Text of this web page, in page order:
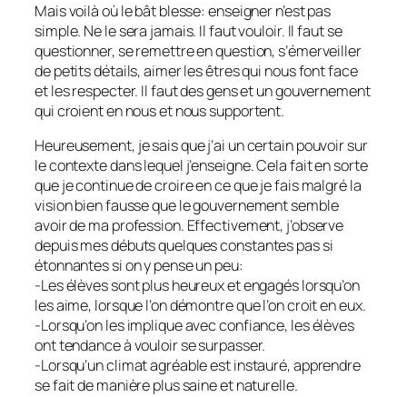
Mais voilà où le bât blesse: enseigner n’est pas
simple. Ne le sera jamais. Il faut vouloir. Il faut se
questionner, se remettre en question, s’émerveiller
de petits détails, aimer les êtres qui nous font face
et les respecter. Il faut des gens et un gouvernement
qui croient en nous et nous supportent.
Heureusement, je sais que j’ai un certain pouvoir sur
le contexte dans lequel j’enseigne. Cela fait en sorte
que je continue de croire en ce que je fais malgré la
vision bien fausse que le gouvernement semble
avoir de ma profession. Effectivement, j’observe
depuis mes débuts quelques constantes pas si
étonnantes si on y pense un peu:
-Les élèves sont plus heureux et engagés lorsqu’on
les aime, lorsque l’on démontre que l’on croit en eux.
-Lorsqu’on les implique avec confiance, les élèves
ont tendance à vouloir se surpasser.
-Lorsqu’un climat agréable est instauré, apprendre
se fait de manière plus saine et naturelle.